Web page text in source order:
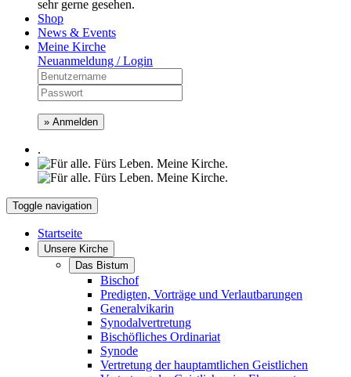
sehr gerne gesehen.
Shop
News & Events
Meine Kirche
Neuanmeldung / Login
» Anmelden
.
Toggle navigation
Startseite
Unsere Kirche
Das Bistum
Bischof
Predigten, Vorträge und Verlautbarungen
Generalvikarin
Synodalvertretung
Bischöfliches Ordinariat
Synode
Vertretung der hauptamtlichen Geistlichen